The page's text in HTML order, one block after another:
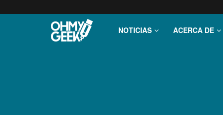
NOTICIAS ACERCA DE